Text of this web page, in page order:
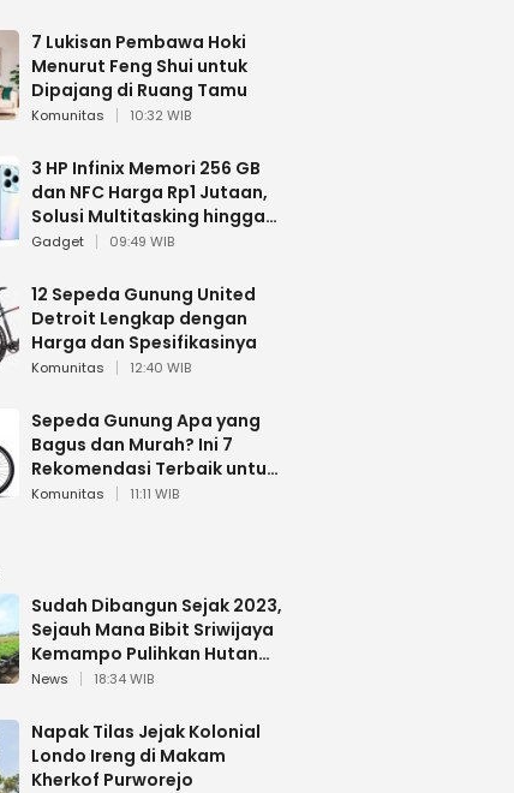
7 Lukisan Pembawa Hoki
Menurut Feng Shui untuk
Dipajang di Ruang Tamu
Komunitas 10:32 WIB
3 HP Infinix Memori 256 GB
dan NFC Harga Rp1 Jutaan,
Solusi Multitasking hingga
Gaming
Gadget 09:49 WIB
12 Sepeda Gunung United
Detroit Lengkap dengan
Harga dan Spesifikasinya
Komunitas 12:40 WIB
Sepeda Gunung Apa yang
Bagus dan Murah? Ini 7
Rekomendasi Terbaik untuk
Pemula
Komunitas 11:11 WIB
Sudah Dibangun Sejak 2023,
Sejauh Mana Bibit Sriwijaya
Kemampo Pulihkan Hutan
Sumsel?
News 18:34 WIB
Napak Tilas Jejak Kolonial
Londo Ireng di Makam
Kherkof Purworejo